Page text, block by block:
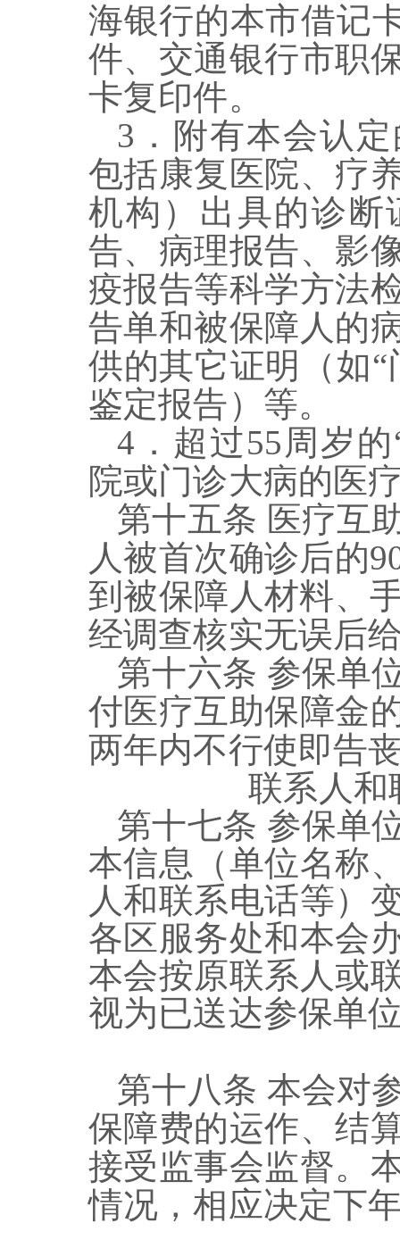
海银行的本市借记
件、交通银行市职
卡复印件。
3 ． 附有本会认
包括康复医院、疗
机构）出具的诊断
告、病理报告、影
疫报告等科学方法
告单和被保障人的
供的其它证明（如“
鉴定报告）等。
4 ．超过55 周岁的
院或门诊大病的医
第十五条 医疗互
人被首次确诊后的
到被保障人材料、
经调查核实无误后
第十六条 参保单
付医疗互助保障金
两年内不行使即告
联系人和
第十七条 参保单
本信息（单位名称
人和联系电话等）
各区服务处和本会
本会按原联系人或
视为已送达参保单
第十八条 本会对
保障费的运作、结
接受监事会监督。
情况 ，相应决定下